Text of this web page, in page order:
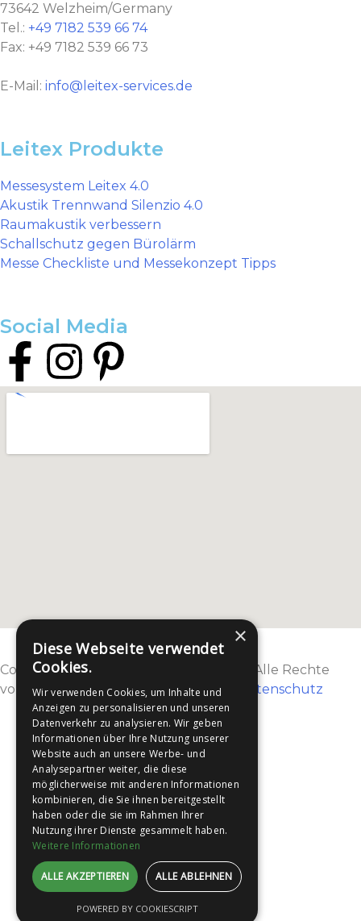
73642 Welzheim/Germany
Tel.: +49 7182 539 66 74
Fax: +49 7182 539 66 73
E-Mail: info@leitex-services.de
Leitex Produkte
Messesystem Leitex 4.0
Akustik Trennwand Silenzio 4.0
Raumakustik verbessern
Schallschutz gegen Bürolärm
Messe Checkliste und Messekonzept Tipps
Social Media
Copyright 2026 Leitex Services GmbH | Alle Rechte
vorbehalten |Sitemap|Impressum Datenschutz
×
Diese Webseite verwendet
Cookies.
Wir verwenden Cookies, um Inhalte und
Anzeigen zu personalisieren und unseren
Datenverkehr zu analysieren. Wir geben
Informationen über Ihre Nutzung unserer
Website auch an unsere Werbe- und
Analysepartner weiter, die diese
möglicherweise mit anderen Informationen
kombinieren, die Sie ihnen bereitgestellt
haben oder die sie im Rahmen Ihrer
Nutzung ihrer Dienste gesammelt haben.
Weitere Informationen
ALLE AKZEPTIEREN ALLE ABLEHNEN
POWERED BY COOKIESCRIPT